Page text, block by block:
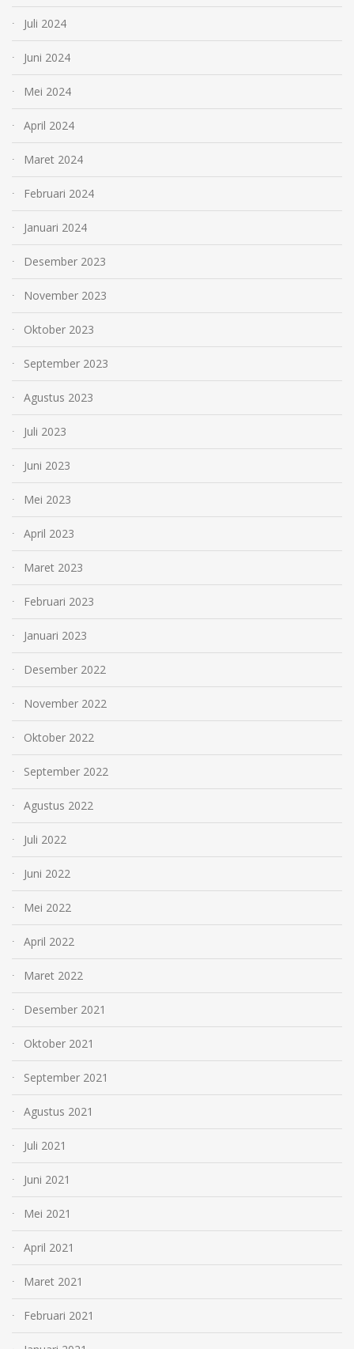
Juli 2024
Juni 2024
Mei 2024
April 2024
Maret 2024
Februari 2024
Januari 2024
Desember 2023
November 2023
Oktober 2023
September 2023
Agustus 2023
Juli 2023
Juni 2023
Mei 2023
April 2023
Maret 2023
Februari 2023
Januari 2023
Desember 2022
November 2022
Oktober 2022
September 2022
Agustus 2022
Juli 2022
Juni 2022
Mei 2022
April 2022
Maret 2022
Desember 2021
Oktober 2021
September 2021
Agustus 2021
Juli 2021
Juni 2021
Mei 2021
April 2021
Maret 2021
Februari 2021